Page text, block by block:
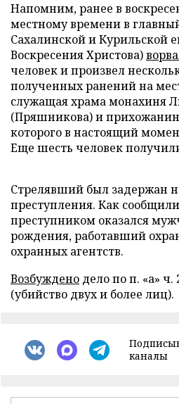
Напомним, ранее в
местному времени в
Сахалинской и Курильской
Воскресения Христова)
человек и произвел
полученных ранений на
служащая храма монахиня
(Пряшникова) и прихожанин
которого в настоящий
Еще шесть человек
Стрелявший был задержан
преступления. Как
преступником оказался
рождения, работавший
охранных агентств.
Возбуждено дело по п. «а» ч.
(убийство двух и более лиц).
каналы